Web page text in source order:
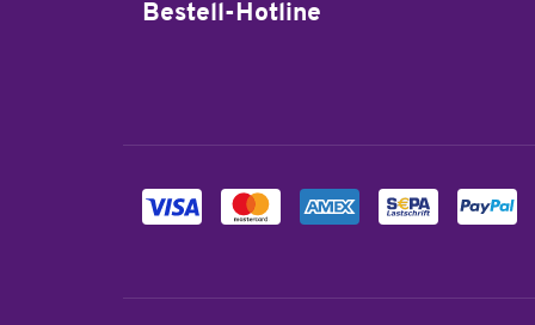
Bestell-Hotline